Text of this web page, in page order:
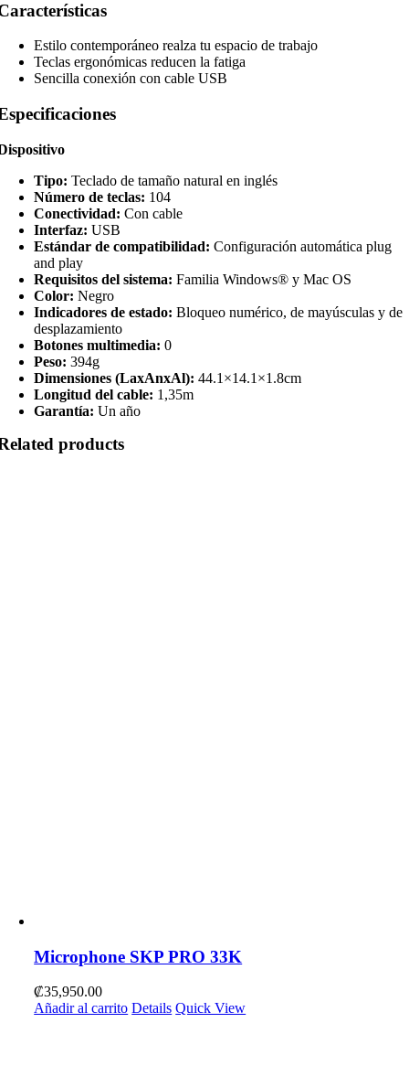
Estilo contemporáneo realza tu espacio de trabajo
Teclas ergonómicas reducen la fatiga
Sencilla conexión con cable USB
Tipo: Teclado de tamaño natural en inglés
Número de teclas: 104
Conectividad: Con cable
Interfaz: USB
Estándar de compatibilidad: Configuración automática plug
and play
Requisitos del sistema: Familia Windows® y Mac OS
Color: Negro
Indicadores de estado: Bloqueo numérico, de mayúsculas y de
desplazamiento
Botones multimedia: 0
Peso: 394g
Dimensiones (LaxAnxAl): 44.1×14.1×1.8cm
Longitud del cable: 1,35m
Garantía: Un año
products
Microphone SKP PRO 33K
₡35,950.00
Añadir al carrito Details Quick View